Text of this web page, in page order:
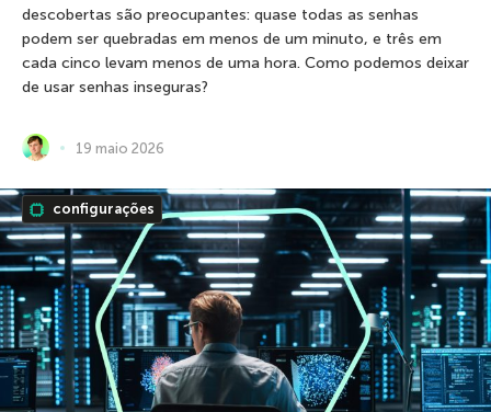
descobertas são preocupantes: quase todas as senhas
podem ser quebradas em menos de um minuto, e três em
cada cinco levam menos de uma hora. Como podemos deixar
de usar senhas inseguras?
19 maio 2026
configurações